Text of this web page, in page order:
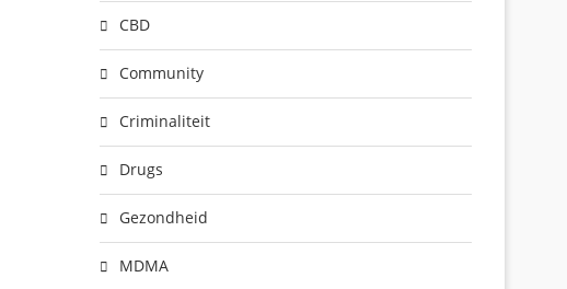
CBD
Community
Criminaliteit
Drugs
Gezondheid
MDMA